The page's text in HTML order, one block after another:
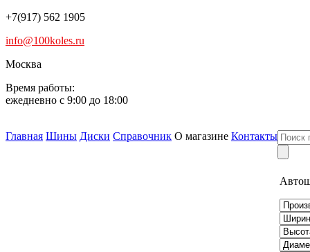
+7(917) 562 1905
info@100koles.ru
Москва
Время работы:
ежедневно с 9:00 до 18:00
Главная Шины Диски Справочник О магазине Контакты